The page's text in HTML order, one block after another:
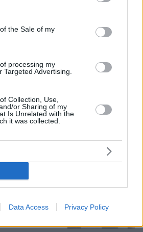
to Google and its third-party tags to
specified purposes in below Google
the Sale of my
processing my
Targeted Advertising.
Collection, Use,
or Sharing of my
Is Unrelated with the
it was collected.
Data Access Privacy Policy
έκανε
ότι
και έχασε
44
Πεζεσκιάν -
Βρέθηκαν σε
άκουγαν,
37